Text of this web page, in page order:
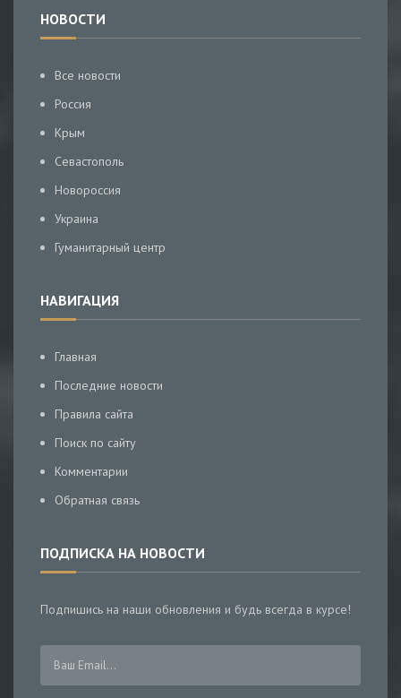
НОВОСТИ
Все новости
Россия
Крым
Севастополь
Новороссия
Украина
Гуманитарный центр
НАВИГАЦИЯ
Главная
Последние новости
Правила сайта
Поиск по сайту
Комментарии
Обратная связь
ПОДПИСКА НА НОВОСТИ
Подпишись на наши обновления и будь всегда в курсе!